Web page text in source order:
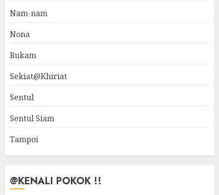
Nam-nam
Nona
Rukam
Sekiat@Khiriat
Sentul
Sentul Siam
Tampoi
@KENALI POKOK !!